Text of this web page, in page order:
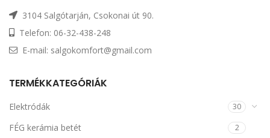
3104 Salgótarján, Csokonai út 90.
Telefon: 06-32-438-248
E-mail: salgokomfort@gmail.com
TERMÉKKATEGÓRIÁK
Elektródák 30
FÉG kerámia betét 2